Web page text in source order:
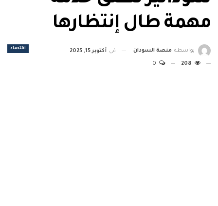
مهمة طال إنتظارها
اقتصاد بواسطة منصة السودان في أكتوبر 15, 2025
208